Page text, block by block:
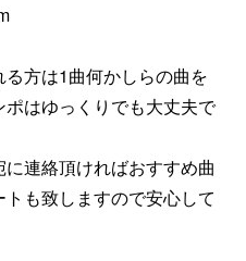
方は1曲何かしらの曲を
はゆっくりでも大丈夫で
連絡頂ければおすすめ曲
も致しますので安心して